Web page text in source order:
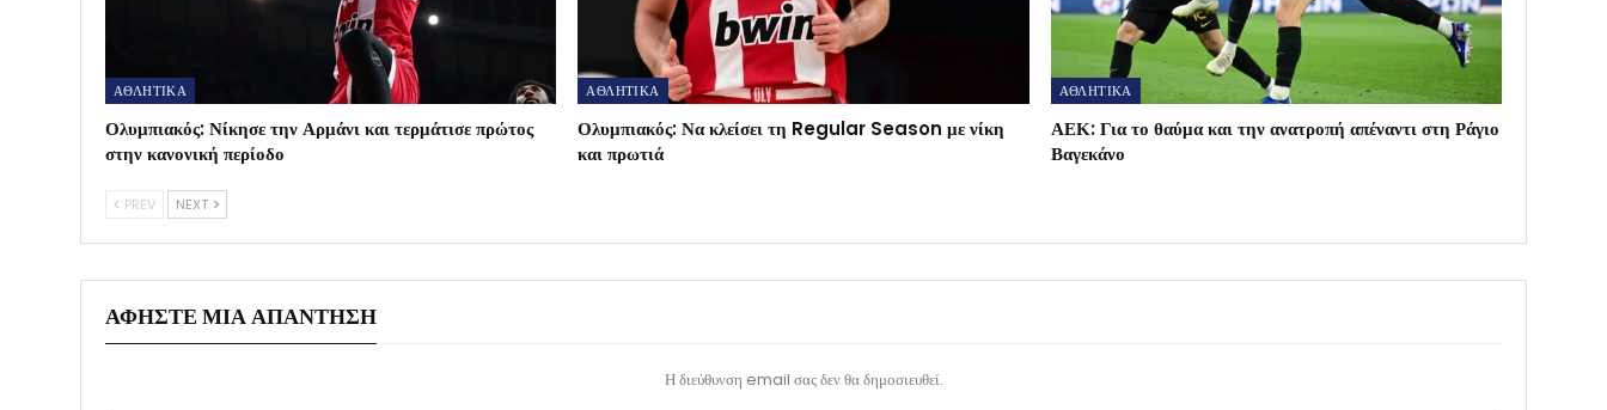
ΑΘΛΗΤΙΚΑ
Ολυμπιακός: Νίκησε την Αρμάνι και τερμάτισε πρώτος
στην κανονική περίοδο
ΑΘΛΗΤΙΚΑ
Ολυμπιακός: Να κλείσει τη Regular Season με νίκη
και πρωτιά
ΑΘΛΗΤΙΚΑ
ΑΕΚ: Για το θαύμα και την ανατροπή απέναντι στη Ράγιο
Βαγεκάνο
PREV NEXT
ΑΦΉΣΤΕ ΜΙΑ ΑΠΆΝΤΗΣΗ
Η διεύθυνση email σας δεν θα δημοσιευθεί.